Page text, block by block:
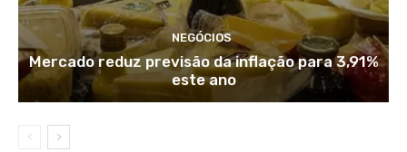
NEGÓCIOS
Mercado reduz previsão da inflação para 3,91%
este ano